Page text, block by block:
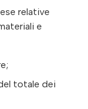
relative
e
totale dei